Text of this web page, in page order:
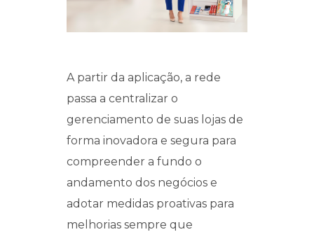
A partir da aplicação, a rede
passa a centralizar o
gerenciamento de suas lojas de
forma inovadora e segura para
compreender a fundo o
andamento dos negócios e
adotar medidas proativas para
melhorias sempre que